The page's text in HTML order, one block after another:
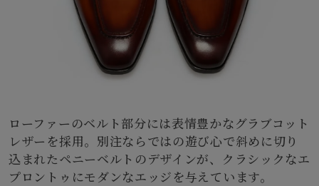
ローファーのベルト部分には表情豊かなグラブコット
レザーを採用。別注ならではの遊び心で斜めに切り
込まれたペニーベルトのデザインが、クラシックなエ
プロントゥにモダンなエッジを与えています。